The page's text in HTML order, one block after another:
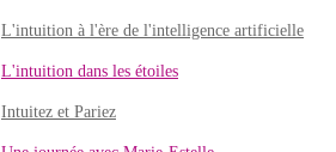
L'intuition à l'ère de l'intelligence artificielle
L'intuition dans les étoiles
Intuitez et Pariez